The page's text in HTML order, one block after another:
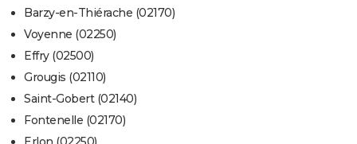
Barzy-en-Thiérache (02170)
Voyenne (02250)
Effry (02500)
Grougis (02110)
Saint-Gobert (02140)
Fontenelle (02170)